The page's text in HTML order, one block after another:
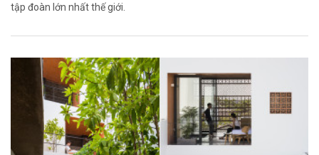
tập đoàn lớn nhất thế giới.